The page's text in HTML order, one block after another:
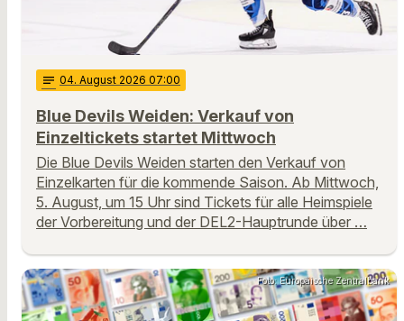
notes 04. August 2026 07:00
Blue Devils Weiden: Verkauf von
Einzeltickets startet Mittwoch
Die Blue Devils Weiden starten den Verkauf von
Einzelkarten für die kommende Saison. Ab Mittwoch,
5. August, um 15 Uhr sind Tickets für alle Heimspiele
der Vorbereitung und der DEL2-Hauptrunde über …
Foto: Europäische Zentralbank